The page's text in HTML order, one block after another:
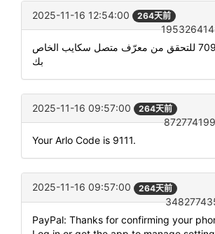
2025-11-16 12:54:00 264天前
استخدام 709584 للتحقق من معرّف متصل سكايب الخاص
بك
2025-11-16 09:57:00 264天前
Your Arlo Code is 9111.
2025-11-16 09:57:00 264天前
PayPal: Thanks for confirming your